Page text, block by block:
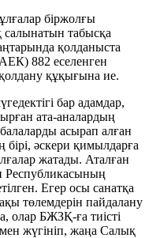
біржолғы
салынатын табысқа
қолданыста
882 еселенген
құқығына ие.
бар адамдар,
ата-аналардың
асырап алған
әскери қимылдарға
жатады. Аталған
Республикасының
Егер осы санатқа
төлемдерін пайдалану
олар БЖЗҚ-ға тиісті
жүгініп, жаңа Салық